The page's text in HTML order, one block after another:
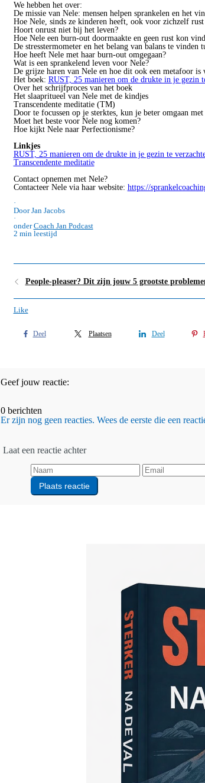
We hebben het over:
De missie van Nele: mensen helpen sprankelen en het
Hoe Nele, sinds ze kinderen heeft, ook voor zichzelf
Hoort onrust niet bij het leven?
Hoe Nele een burn-out doormaakte en geen rust kon
De stresstermometer en het belang van balans te vinden
Hoe heeft Nele met haar burn-out omgegaan?
Wat is een sprankelend leven voor Nele?
De grijze haren van Nele en hoe dit ook een metafoor is
Het boek: RUST, 25 manieren om de drukte in je gezin
Over het schrijfproces van het boek
Het slaapritueel van Nele met de kindjes
Transcendente meditatie (TM)
Door te focussen op je sterktes, kun je beter omgaan
Moet het beste voor Nele nog komen?
Hoe kijkt Nele naar Perfectionisme?
Linkjes
RUST, 25 manieren om de drukte in je gezin te
Transcendente meditatie
Contact opnemen met Nele?
Contacteer Nele via haar website: https://
·
Door Jan Jacobs
·
onderCoach Jan Podcast
2 min leestijd
People-pleaser? Dit zijn jouw 5 grootste
Like
Deel Plaatsen Deel
Geef jouw reactie:
0 berichten
Er zijn nog geen reacties. Wees de eerste die een
Laat een reactie achter